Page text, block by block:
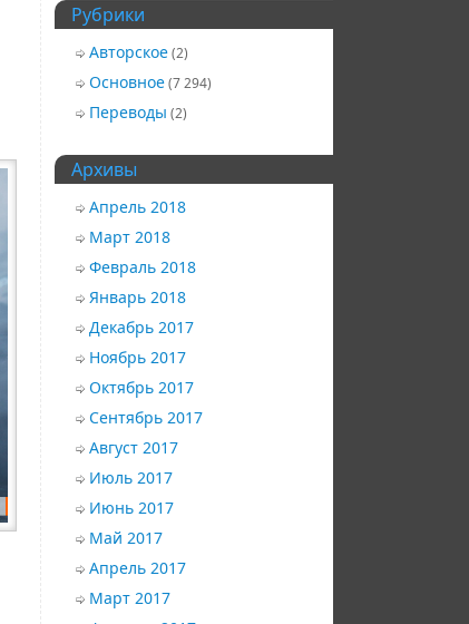
Рубрики
Авторское(2)
Основное(7 294)
Переводы (2)
Архивы
Апрель 2018
Март 2018
Февраль 2018
Январь 2018
Декабрь 2017
Ноябрь 2017
Октябрь 2017
Сентябрь 2017
Август 2017
Июль 2017
Июнь 2017
Май 2017
Апрель 2017
Март 2017